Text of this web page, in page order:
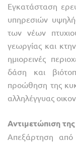
Εγκατάσταση
υπηρεσιών
των νέων
γεωργίας και
ημιορεινές
δάση και
προώθηση της
αλληλέγγυας
Αντιμετώπιση
Απεξάρτηση